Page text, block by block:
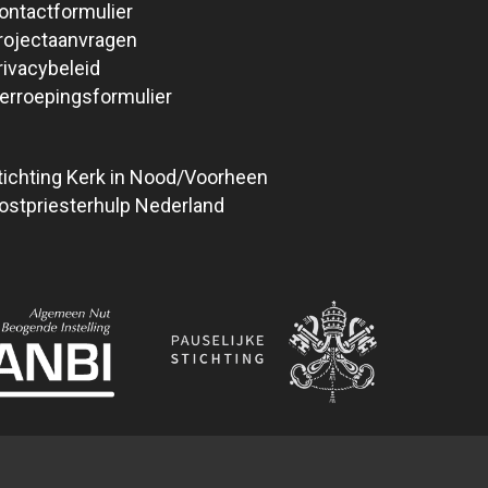
Kerk in Nood/Voorheen
Nederland